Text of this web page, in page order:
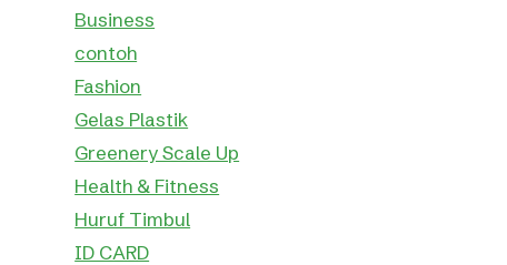
Business
contoh
Fashion
Gelas Plastik
Greenery Scale Up
Health & Fitness
Huruf Timbul
ID CARD